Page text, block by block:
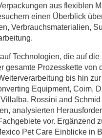
aus flexiblen
einen Überblick
Verbrauchsmaterialien,
Technologien, die auf die
gesamte Prozesskette von
bis hin
Equipment, Coim,
Rossini and
analysierten
vor. Ergänzend
Pet Care Einblicke in